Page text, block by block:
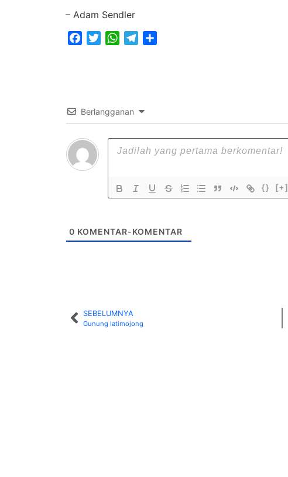
– Adam Sendler
FacebookTwitterWhatsAppTelegram
Berlangganan
{} [+]
0 KOMENTAR-KOMENTAR
SEBELUMNYA
Gunung latimojong